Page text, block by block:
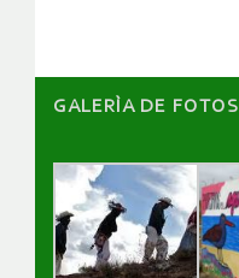
GALERÌA DE FOTOS